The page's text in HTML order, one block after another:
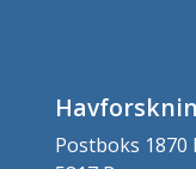
Postboks 1870